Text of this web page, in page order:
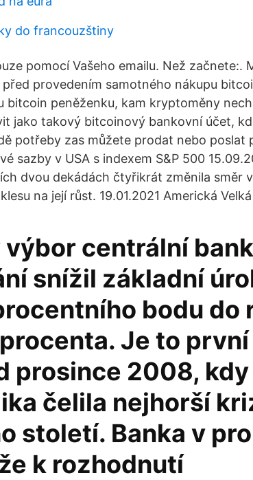
do francouzštiny
pomocí Vašeho emailu. Než začnete:.
provedením samotného nákupu
bitcoin peněženku, kam kryptoměny
jako takový bitcoinový bankovní účet,
potřeby zas můžete prodat nebo poslat
sazby v USA s indexem S&P 500
dvou dekádách čtyřikrát změnila směr
na její růst. 19.01.2021 Americká
výbor centrální
snížil základní
bodu do
Je to
prosince 2008,
čelila nejhorší
století. Banka v
k rozhodnutí